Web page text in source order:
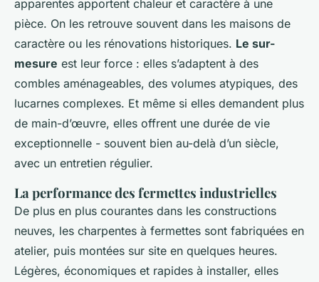
apparentes apportent chaleur et caractère à une
pièce. On les retrouve souvent dans les maisons de
caractère ou les rénovations historiques. Le sur-
mesure est leur force : elles s’adaptent à des
combles aménageables, des volumes atypiques, des
lucarnes complexes. Et même si elles demandent plus
de main-d’œuvre, elles offrent une durée de vie
exceptionnelle - souvent bien au-delà d’un siècle,
avec un entretien régulier.
La performance des fermettes industrielles
De plus en plus courantes dans les constructions
neuves, les charpentes à fermettes sont fabriquées en
atelier, puis montées sur site en quelques heures.
Légères, économiques et rapides à installer, elles